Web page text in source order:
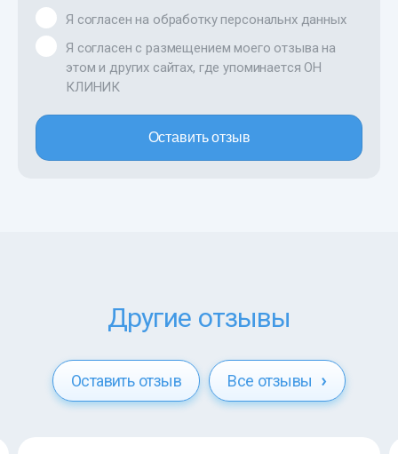
Я согласен на обработку персональнх данных
Я согласен с размещением моего отзыва на
этом и других сайтах, где упоминается ОН
КЛИНИК
Оставить отзыв
Другие отзывы
Оставить отзыв Все отзывы